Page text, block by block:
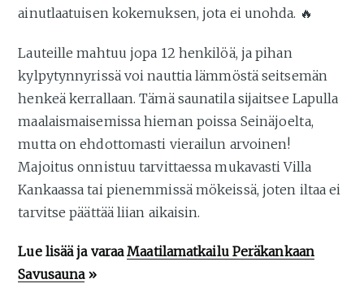
ainutlaatuisen kokemuksen, jota ei unohda. 🔥
Lauteille mahtuu jopa 12 henkilöä, ja pihan
kylpytynnyrissä voi nauttia lämmöstä seitsemän
henkeä kerrallaan. Tämä saunatila sijaitsee Lapulla
maalaismaisemissa hieman poissa Seinäjoelta,
mutta on ehdottomasti vierailun arvoinen!
Majoitus onnistuu tarvittaessa mukavasti Villa
Kankaassa tai pienemmissä mökeissä, joten iltaa ei
tarvitse päättää liian aikaisin.
Lue lisää ja varaaMaatilamatkailu Peräkankaan
Savusauna»